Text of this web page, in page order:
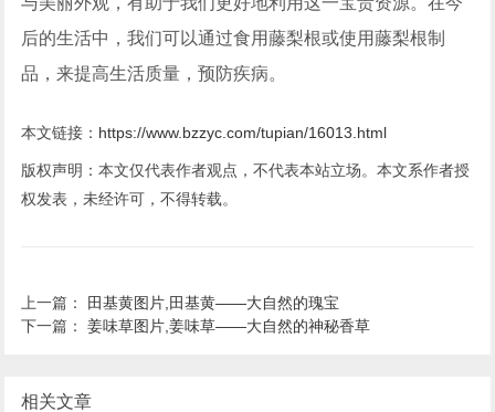
后的生活中，我们可以通过食用藤梨根或使用藤梨根制
品，来提高生活质量，预防疾病。
本文链接： https://www.bzzyc.com/tupian/16013.html
版权声明：本文仅代表作者观点，不代表本站立场。本文系作者授
权发表，未经许可，不得转载。
上一篇： 田基黄图片,田基黄——大自然的瑰宝
下一篇：姜味草图片,姜味草——大自然的神秘香草
相关文章